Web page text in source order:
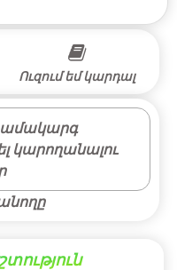
Ուզում եմ կարդալ
կարողանալու